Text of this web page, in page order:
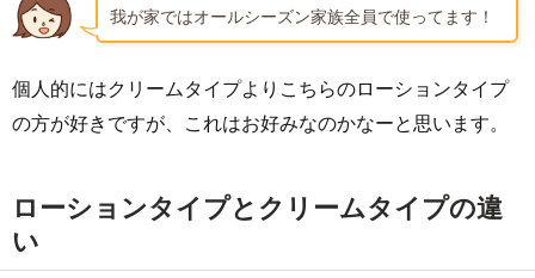
我が家ではオールシーズン家族全員で使ってます！
個人的にはクリームタイプよりこちらのローションタイプ
の方が好きですが、これはお好みなのかなーと思います。
ローションタイプとクリームタイプの違
い